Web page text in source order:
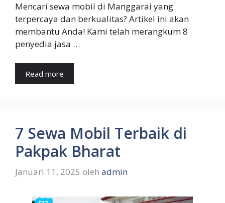
Mencari sewa mobil di Manggarai yang
terpercaya dan berkualitas? Artikel ini akan
membantu Anda! Kami telah merangkum 8
penyedia jasa …
Read more
7 Sewa Mobil Terbaik di
Pakpak Bharat
Januari 11, 2025 oleh admin